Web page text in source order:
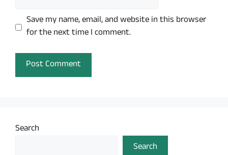
Save my name, email, and website in this browser
for the next time I comment.
Search
Search